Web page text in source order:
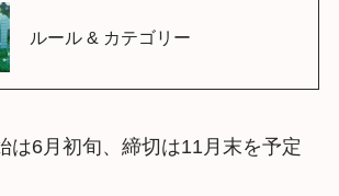
ルール & カテゴリー
は6月初旬、締切は11月末を予定